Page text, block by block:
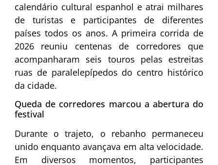
calendário cultural espanhol e atrai milhares
de turistas e participantes de diferentes
países todos os anos. A primeira corrida de
2026 reuniu centenas de corredores que
acompanharam seis touros pelas estreitas
ruas de paralelepípedos do centro histórico
da cidade.
Queda de corredores marcou a abertura do
festival
Durante o trajeto, o rebanho permaneceu
unido enquanto avançava em alta velocidade.
Em diversos momentos, participantes